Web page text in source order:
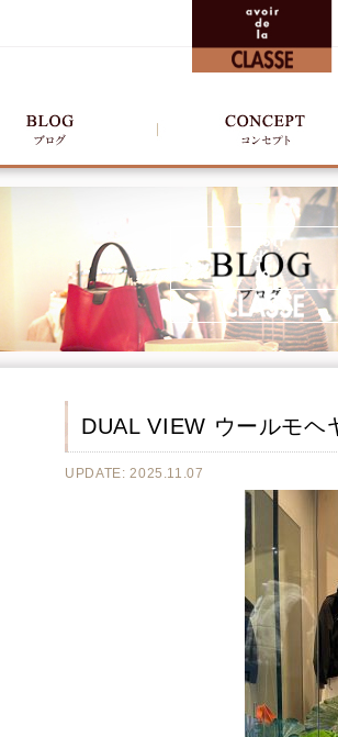
DUAL VIEW ウールモヘ
UPDATE: 2025.11.07